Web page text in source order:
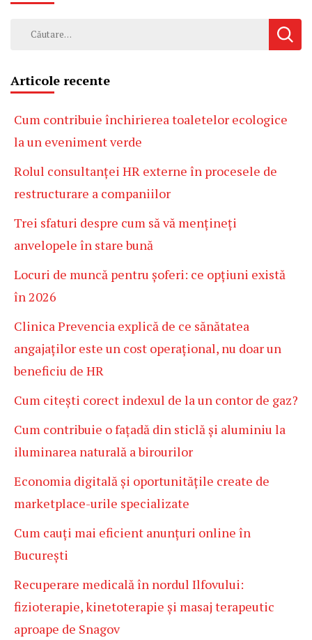
Caută
Articole recente
Cum contribuie închirierea toaletelor ecologice
la un eveniment verde
Rolul consultanței HR externe în procesele de
restructurare a companiilor
Trei sfaturi despre cum să vă mențineți
anvelopele în stare bună
Locuri de muncă pentru șoferi: ce opțiuni există
în 2026
Clinica Prevencia explică de ce sănătatea
angajaților este un cost operațional, nu doar un
beneficiu de HR
Cum citești corect indexul de la un contor de gaz?
Cum contribuie o fațadă din sticlă și aluminiu la
iluminarea naturală a birourilor
Economia digitală și oportunitățile create de
marketplace-urile specializate
Cum cauți mai eficient anunțuri online în
București
Recuperare medicală în nordul Ilfovului:
fizioterapie, kinetoterapie și masaj terapeutic
aproape de Snagov